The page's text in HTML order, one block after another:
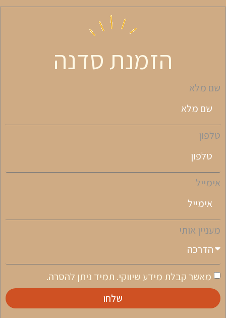
הזמנת סדנה
שם מלא
טלפון
אימייל
מעניין אותי
מאשר קבלת מידע שיווקי. תמיד ניתן להסרה.
שלחו